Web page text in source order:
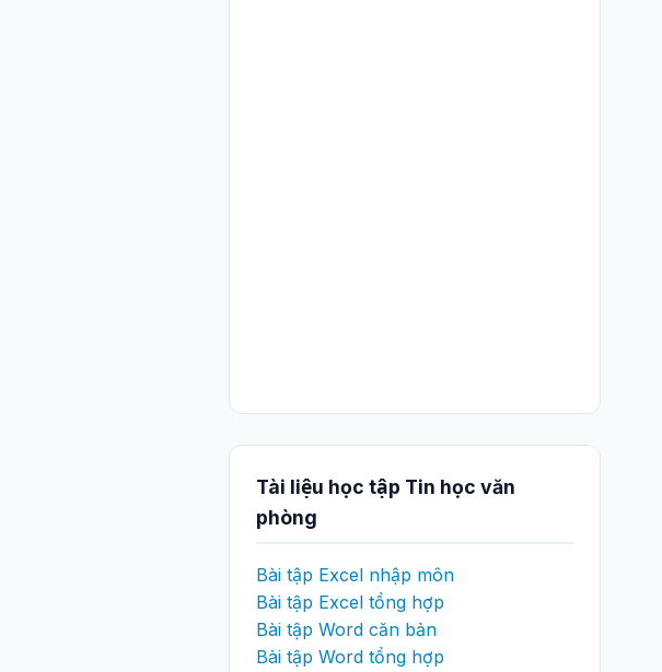
Tài liệu học tập Tin học văn
phòng
Bài tập Excel nhập môn
Bài tập Excel tổng hợp
Bài tập Word căn bản
Bài tập Word tổng hợp